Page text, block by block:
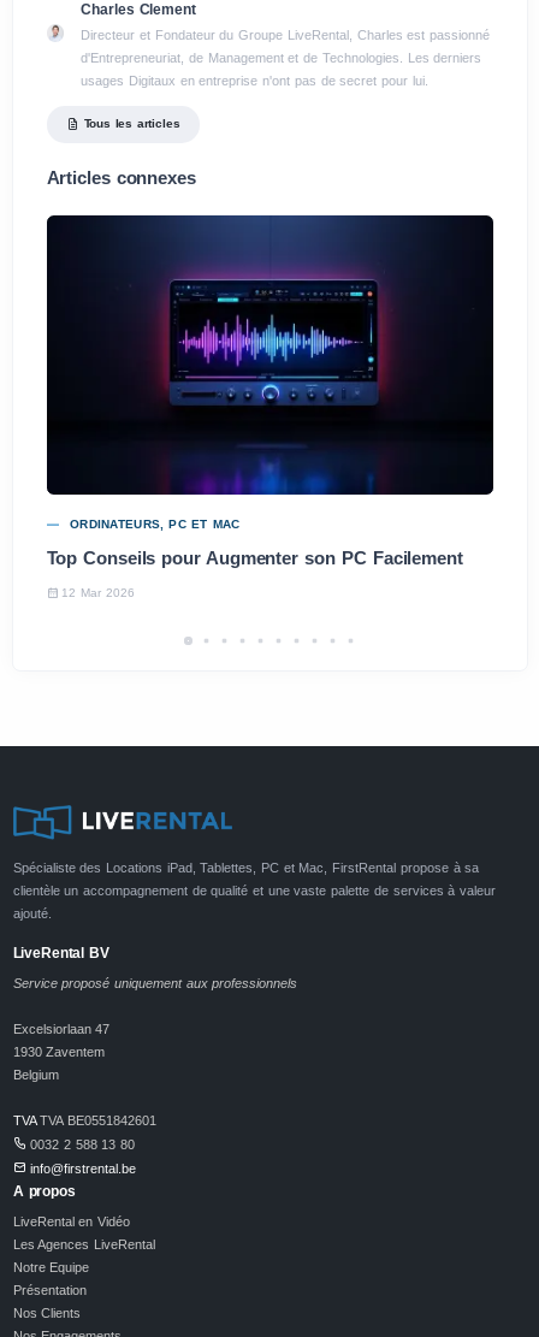
Charles Clement
Directeur et Fondateur du Groupe LiveRental, Charles est passionné
d'Entrepreneuriat, de Management et de Technologies. Les derniers
usages Digitaux en entreprise n'ont pas de secret pour lui.
Tous les articles
Articles connexes
ORDINATEURS, PC ET MAC
Top Conseils pour Augmenter son PC Facilement
12 Mar 2026
Spécialiste des Locations iPad, Tablettes, PC et Mac, FirstRental propose à sa
clientèle un accompagnement de qualité et une vaste palette de services à valeur
ajouté.
LiveRental BV
Service proposé uniquement aux professionnels
Excelsiorlaan 47
1930 Zaventem
Belgium
TVATVA BE0551842601
0032 2 588 13 80
info@firstrental.be
A propos
LiveRental en Vidéo
Les Agences LiveRental
Notre Equipe
Présentation
Nos Clients